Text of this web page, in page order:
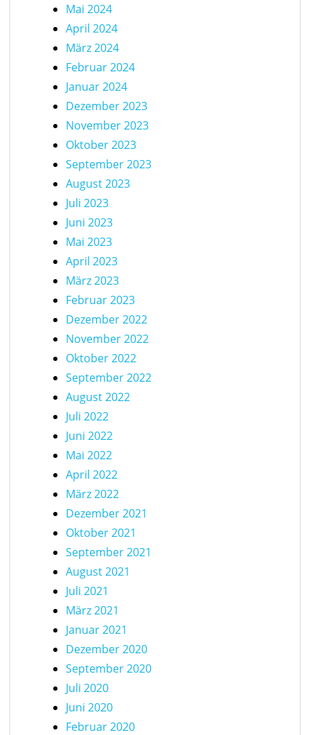
Mai 2024
April 2024
März 2024
Februar 2024
Januar 2024
Dezember 2023
November 2023
Oktober 2023
September 2023
August 2023
Juli 2023
Juni 2023
Mai 2023
April 2023
März 2023
Februar 2023
Dezember 2022
November 2022
Oktober 2022
September 2022
August 2022
Juli 2022
Juni 2022
Mai 2022
April 2022
März 2022
Dezember 2021
Oktober 2021
September 2021
August 2021
Juli 2021
März 2021
Januar 2021
Dezember 2020
September 2020
Juli 2020
Juni 2020
Februar 2020